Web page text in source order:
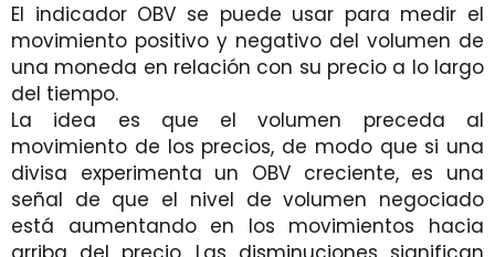
El indicador OBV se puede usar para medir el
movimiento positivo y negativo del volumen de
una moneda en relación con su precio a lo largo
del tiempo.
La idea es que el volumen preceda al
movimiento de los precios, de modo que si una
divisa experimenta un OBV creciente, es una
señal de que el nivel de volumen negociado
está aumentando en los movimientos hacia